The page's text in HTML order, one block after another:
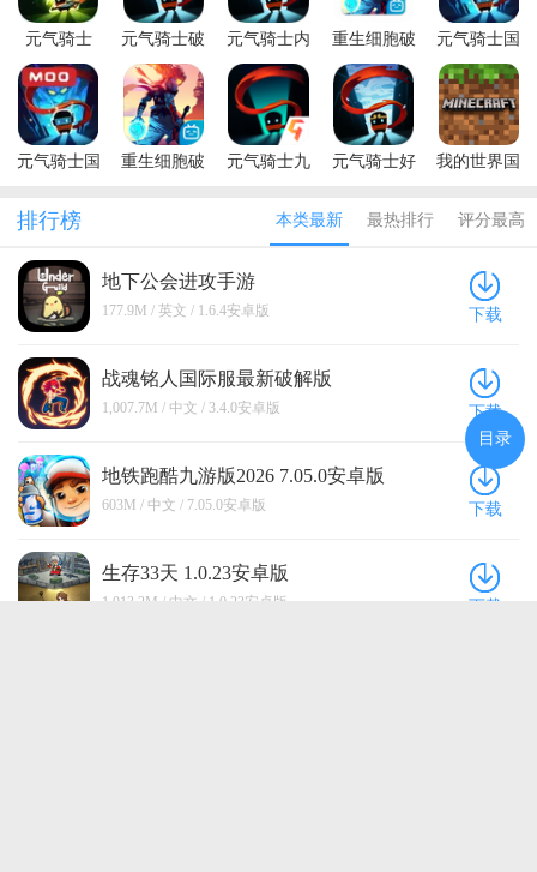
元气骑士
2026破解版
池鸳
元气骑士破
解版全无限
最新版本
元气骑士内
购破解版
重生细胞破
解版永久免
费中文最新
版
元气骑士国
际服破解版
内置修改器
(Soul
Knight)
元气骑士国
版(Soul
Knight)
重生细胞破
元气骑士九
版池鸳
元气骑士好
版
我的世界国
版
排行榜 本类最新 最热排行 评分最高
地下公会进攻手游
(UnderGuild:Offense) 1.6.4安卓版
177.9M / 英文 / 1.6.4安卓版 下载
战魂铭人国际服最新破解版
(Otherworld Legends) 3.4.0安卓版
1,007.7M / 中文 / 3.4.0安卓版 下载
地铁跑酷九游版2026 7.05.0安卓版
603M / 中文 / 7.05.0安卓版 下载
生存33天 1.0.23安卓版
1,013.2M / 中文 / 1.0.23安卓版 下载
目录